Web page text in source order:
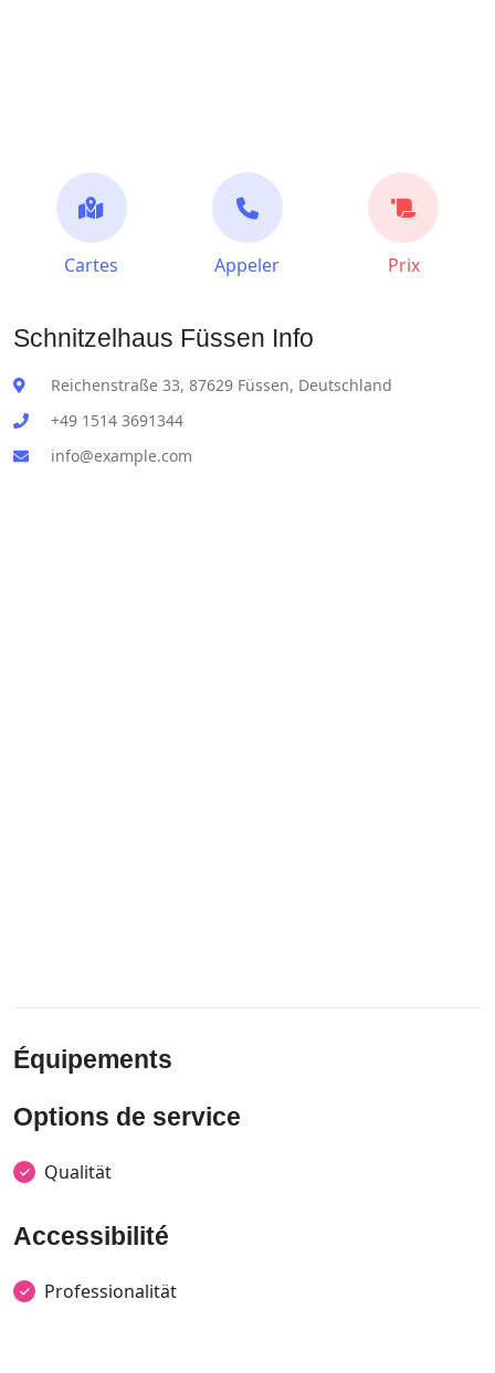
Cartes Appeler Prix
Schnitzelhaus Füssen Info
Reichenstraße 33, 87629 Füssen, Deutschland
+49 1514 3691344
info@example.com
Équipements
Options de service
Qualität
Accessibilité
Professionalität